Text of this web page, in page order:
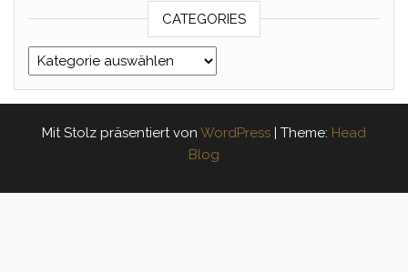
CATEGORIES
Categories
Mit Stolz präsentiert von WordPress | Theme: Head
Blog